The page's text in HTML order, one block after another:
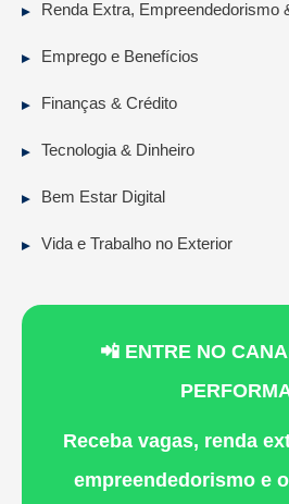
Renda Extra, Empreendedorismo
Emprego e Benefícios
Finanças & Crédito
Tecnologia & Dinheiro
Bem Estar Digital
Vida e Trabalho no Exterior
📲 ENTRE NO
Receba vagas, renda
empreendedorismo e